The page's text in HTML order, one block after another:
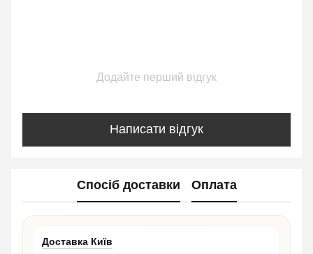
Додайте перший відгук
Написати відгук
Спосіб доставки Оплата
Доставка Київ